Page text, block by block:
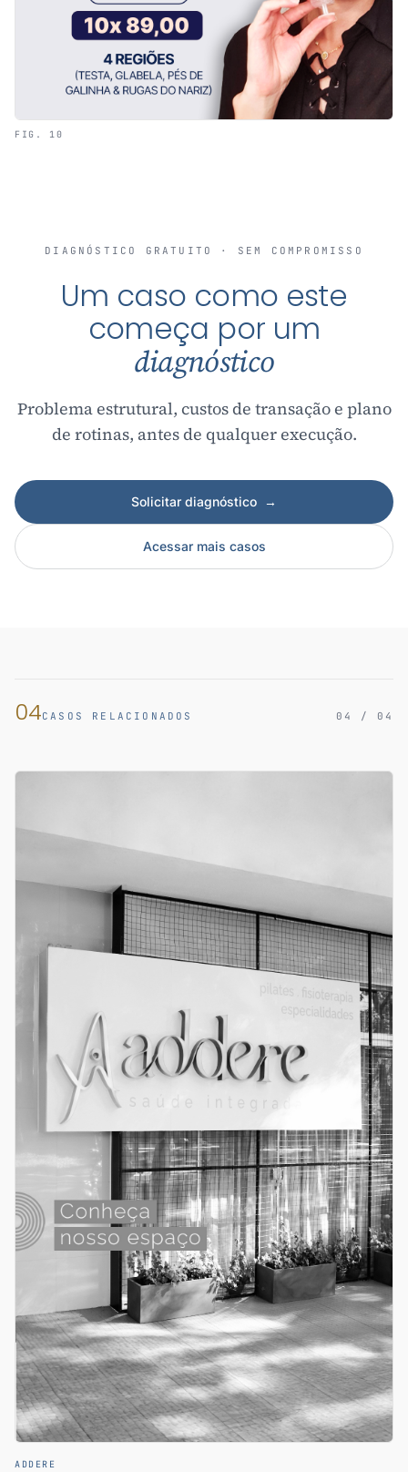
FIG. 10
DIAGNÓSTICO GRATUITO · SEM COMPROMISSO
Um caso como este
começa por um
diagnóstico
Problema estrutural, custos de transação e plano
de rotinas, antes de qualquer execução.
Solicitar diagnóstico →
Acessar mais casos
04CASOS RELACIONADOS 04 / 04
ADDERE